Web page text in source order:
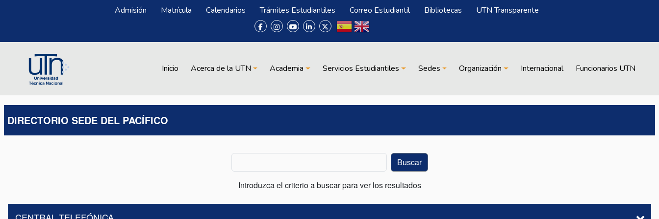
Menú Superior
Admisión Matrícula Calendarios Trámites Estudiantiles Correo Estudiantil Bibliotecas UTN Transparente
Main navigation
Inicio Acerca de la UTN Academia Servicios Estudiantiles Sedes Organización Internacional Funcionarios UTN
DIRECTORIO SEDE DEL PACÍFICO
Introduzca el criterio a buscar para ver los resultados